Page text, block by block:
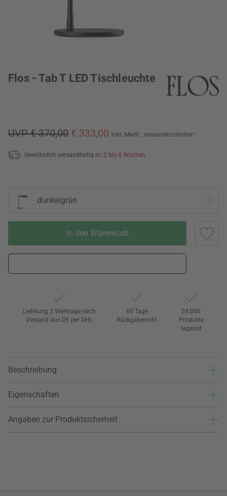
Flos - Tab T LED Tischleuchte
UVP € 370,00 € 333,00 inkl. MwSt., versandkostenfrei*
Gewöhnlich versandfertig in: 2 bis 4 Wochen
dunkelgrün
In den Warenkorb
Lieferung 2 Werktage nach
Versand aus DE per DHL
60 Tage
Rückgaberecht
24.000
Produkte
lagernd
Beschreibung
Eigenschaften
Angaben zur Produktsicherheit